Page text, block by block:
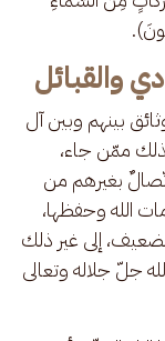
والقبائل
بينهم وبين آل
ممّن جاء،
بغيرهم من
الله وحفظها،
إلى غير ذلك
جلّ جلاله وتعالى